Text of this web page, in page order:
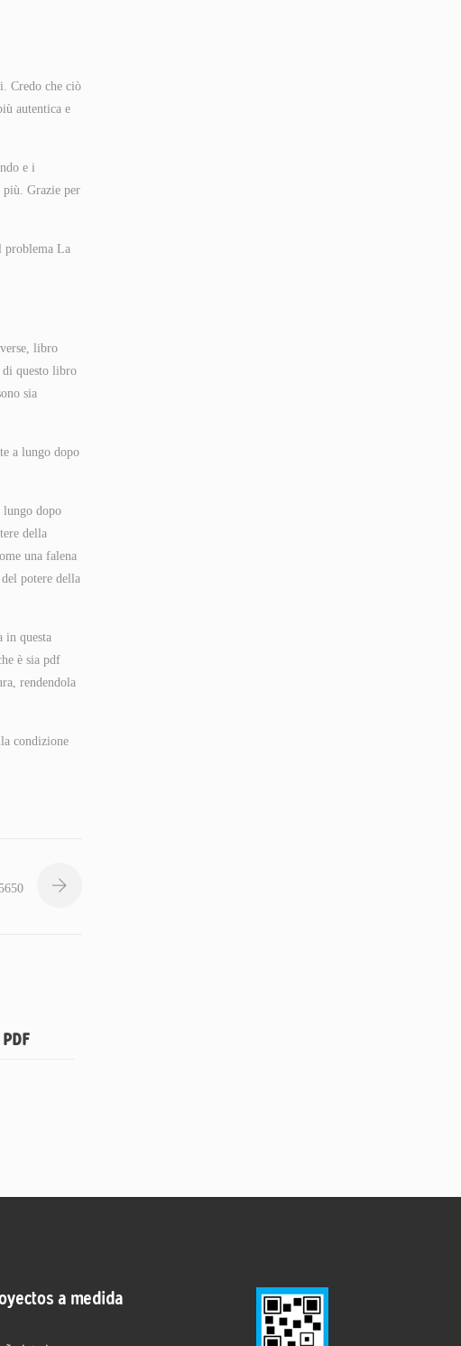
Credo che ciò
autentica e
e i
Grazie per
problema La
libro
di questo libro
sia
a lungo dopo
lungo dopo
della
una falena
potere della
in questa
è sia pdf
rendendola
condizione
a medida